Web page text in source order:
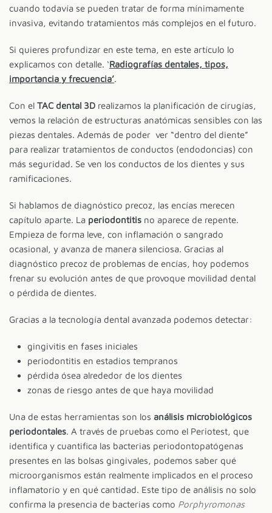
cuando todavía se pueden tratar de forma mínimamente
invasiva, evitando tratamientos más complejos en el futuro.
Si quieres profundizar en este tema, en este artículo lo
explicamos con detalle. ‘Radiografías dentales, tipos,
importancia y frecuencia’.
Con el TAC dental 3D realizamos la planificación de cirugías,
vemos la relación de estructuras anatómicas sensibles con las
piezas dentales. Además de poder ver “dentro del diente”
para realizar tratamientos de conductos (endodoncias) con
más seguridad. Se ven los conductos de los dientes y sus
ramificaciones.
Si hablamos de diagnóstico precoz, las encías merecen
capítulo aparte. La periodontitis no aparece de repente.
Empieza de forma leve, con inflamación o sangrado
ocasional, y avanza de manera silenciosa. Gracias al
diagnóstico precoz de problemas de encías, hoy podemos
frenar su evolución antes de que provoque movilidad dental
o pérdida de dientes.
Gracias a la tecnología dental avanzada podemos detectar:
gingivitis en fases iniciales
periodontitis en estadios tempranos
pérdida ósea alrededor de los dientes
zonas de riesgo antes de que haya movilidad
Una de estas herramientas son los análisis microbiológicos
periodontales. A través de pruebas como el Periotest, que
identifica y cuantifica las bacterias periodontopatógenas
presentes en las bolsas gingivales, podemos saber qué
microorganismos están realmente implicados en el proceso
inflamatorio y en qué cantidad. Este tipo de análisis no solo
confirma la presencia de bacterias como Porphyromonas